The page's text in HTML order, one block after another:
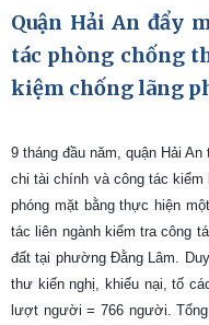
Quận Hải An đẩy
tác phòng chống
kiệm chống lãng
9 tháng đầu năm, quận Hải
chi tài chính và công tác
phóng mặt bằng thực hiện
tác liên ngành kiểm tra công
đất tại phường Đằng Lâm.
thư kiến nghị, khiếu nại, tố
lượt người = 766 người.